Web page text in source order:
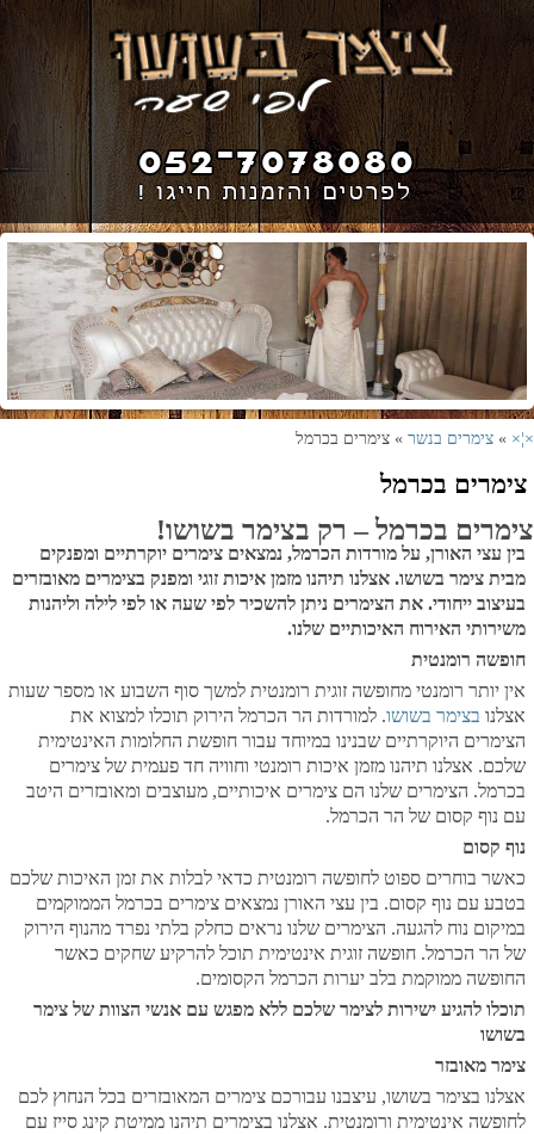
×¦×
» צימרים בנשר » צימרים בכרמל
צימרים בכרמל
צימרים בכרמל – רק בצימר בשושו!
בין עצי האורן, על מורדות הכרמל, נמצאים צימרים יוקרתיים ומפנקים
מבית צימר בשושו. אצלנו תיהנו מזמן איכות זוגי ומפנק בצימרים מאובזרים
בעיצוב ייחודי. את הצימרים ניתן להשכיר לפי שעה או לפי לילה וליהנות
משירותי האירוח האיכותיים שלנו.
חופשה רומנטית
אין יותר רומנטי מחופשה זוגית רומנטית למשך סוף השבוע או מספר שעות
אצלנו בצימר בשושו. למורדות הר הכרמל הירוק תוכלו למצוא את
הצימרים היוקרתיים שבנינו במיוחד עבור חופשת החלומות האינטימית
שלכם. אצלנו תיהנו מזמן איכות רומנטי וחוויה חד פעמית של צימרים
בכרמל. הצימרים שלנו הם צימרים איכותיים, מעוצבים ומאובזרים היטב
עם נוף קסום של הר הכרמל.
נוף קסום
כאשר בוחרים ספוט לחופשה רומנטית כדאי לבלות את זמן האיכות שלכם
בטבע עם נוף קסום. בין עצי האורן נמצאים צימרים בכרמל הממוקמים
במיקום נוח להגעה. הצימרים שלנו נראים כחלק בלתי נפרד מהנוף הירוק
של הר הכרמל. חופשה זוגית אינטימית תוכל להרקיע שחקים כאשר
החופשה ממוקמת בלב יערות הכרמל הקסומים.
תוכלו להגיע ישירות לצימר שלכם ללא מפגש עם אנשי הצוות של צימר
בשושו
צימר מאובזר
אצלנו בצימר בשושו, עיצבנו עבורכם צימרים המאובזרים בכל הנחוץ לכם
לחופשה אינטימית ורומנטית. אצלנו בצימרים תיהנו ממיטת קינג סייז עם